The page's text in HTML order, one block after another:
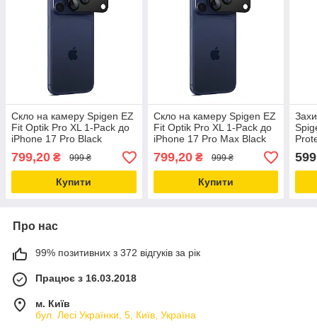
Скло на камеру Spigen EZ
Fit Optik Pro XL 1-Pack до
iPhone 17 Pro Black
(AGL10644)
799,20 ₴ 999 ₴
Купити
Скло на камеру Spigen EZ
Fit Optik Pro XL 1-Pack до
iPhone 17 Pro Max Black
(AGL10649)
799,20₴ 999 ₴
Купити
599
Про нас
99% позитивних з 372 відгуків за рік
Працює з 16.03.2018
м. Київ
бул. Лесі Українки, 5, Київ, Україна